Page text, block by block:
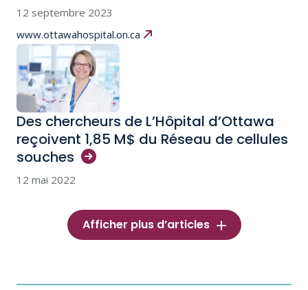
12 septembre 2023
www.ottawahospital.on.ca
Des chercheurs de L’Hôpital d’Ottawa
reçoivent 1,85 M$ du Réseau de cellules
souches
12 mai 2022
Afficher plus d’articles